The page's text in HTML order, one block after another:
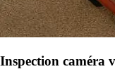
Inspection caméra